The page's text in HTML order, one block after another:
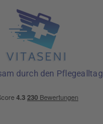
durch den Pflegealltag